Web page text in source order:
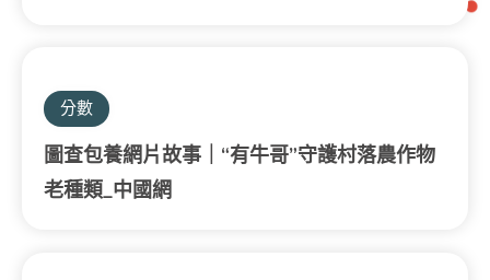
分數
圖查包養網片故事｜“有牛哥”守護村落農作物
老種類_中國網